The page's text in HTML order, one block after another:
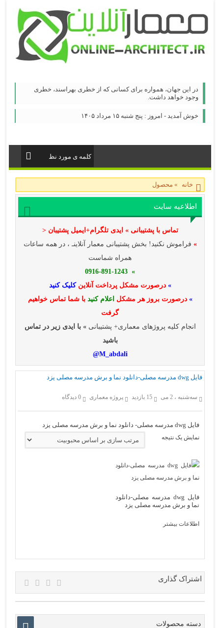
در این جهان، همواره برای كسانی كه از خطری بهراسند، خطری
وجود خواهد داشت.
خوش آمدید - امروز : پنج شنبه ۱۵ مرداد ۱۴۰۵
خانه » محصول
اطلاعیه سایت
تماس با پشتیبانی » ایدی تلگرام+ایمیل پشتیبان <
» فراموش نکنید! بخش پشتیبانی معمار آنلاینـ ، در همه ساعات
همراه شماست
» 0916-891-1243
» درصورت مشکل پرداخت آنلاینکلیک کنید
» درصورت بروز هر مشکل اعلام کنید با شما تماس خواهیم
گرفت
انجام کلیه پروژهای معماری+ پشتیبانی» با ایدی زیر در تماس
باشید
M_abdali@
فایل dwg مدرسه مصلی-دانلود نما و برش مدرسه مصلی یزد
سه‌شنبه ، 2 می 15 بازدید پروژه معماری 0 دیدگاه
فایل dwg مدرسه مصلی- دانلود نما و برش مدرسه مصلی یزد
نمایش یک نتیجه
فایل dwg مدرسه مصلی-دانلود
نما و برش مدرسه مصلی یزد
اطلاعات بیشتر
اشتراک گذاری
دسته محصولات